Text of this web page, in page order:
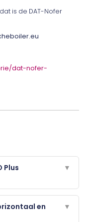
is de DAT-Nofer
dat-nofer-
Plus
▼
en
▼